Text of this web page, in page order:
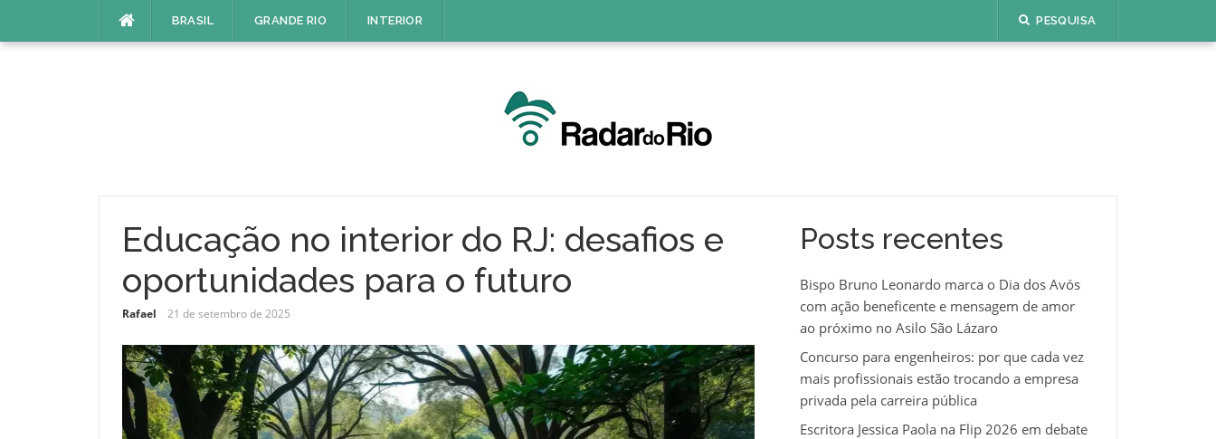
BRASIL GRANDE RIO INTERIOR PESQUISA
Educação no interior do RJ: desafios e
oportunidades para o futuro
Rafael 21 de setembro de 2025
Posts recentes
Bispo Bruno Leonardo marca o Dia dos Avós
com ação beneficente e mensagem de amor
ao próximo no Asilo São Lázaro
Concurso para engenheiros: por que cada vez
mais profissionais estão trocando a empresa
privada pela carreira pública
Escritora Jessica Paola na Flip 2026 em debate